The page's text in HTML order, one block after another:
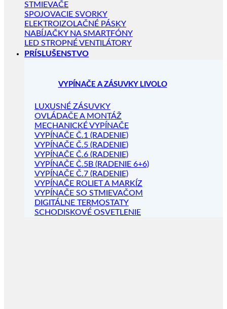
STMIEVAČE
SPOJOVACIE SVORKY
ELEKTROIZOLAČNÉ PÁSKY
NABÍJAČKY NA SMARTFÓNY
LED STROPNÉ VENTILÁTORY
PRÍSLUŠENSTVO
VYPÍNAČE A ZÁSUVKY LIVOLO
LUXUSNÉ ZÁSUVKY
OVLÁDAČE A MONTÁŽ
MECHANICKÉ VYPÍNAČE
VYPÍNAČE Č.1 (RADENIE)
VYPÍNAČE Č.5 (RADENIE)
VYPÍNAČE Č.6 (RADENIE)
VYPÍNAČE Č.5B (RADENIE 6+6)
VYPÍNAČE Č.7 (RADENIE)
VYPÍNAČE ROLIET A MARKÍZ
VYPÍNAČE SO STMIEVAČOM
DIGITÁLNE TERMOSTATY
SCHODISKOVÉ OSVETLENIE